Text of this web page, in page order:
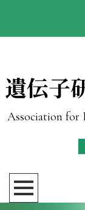
遺伝子
Association for